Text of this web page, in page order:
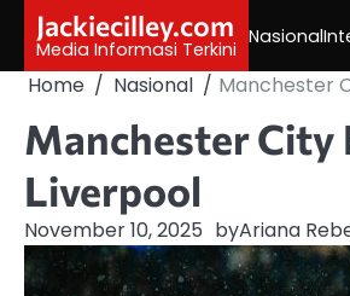
content
Jackiecilley.com
Media Informasi Terkini
Nasional
Home Nasional Manchester
Manchester City
Liverpool
November 10, 2025 byAriana